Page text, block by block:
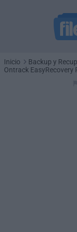
Inicio
Backup y
Ontrack EasyRecovery